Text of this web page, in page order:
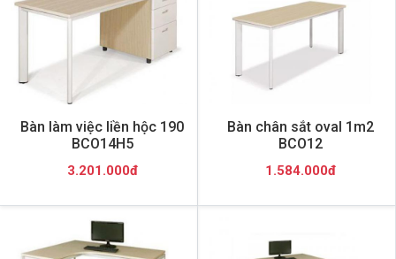
Bàn làm việc liền hộc 190
BCO14H5
3.201.000đ
Bàn chân sắt oval 1m2
BCO12
1.584.000đ